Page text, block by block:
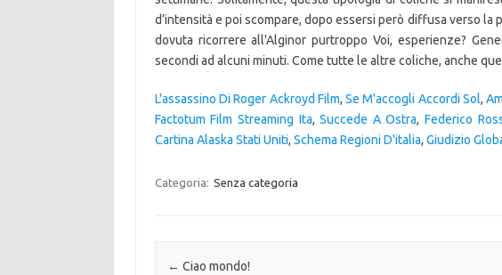
d’intensità e poi scompare, dopo essersi però diffusa verso
dovuta ricorrere all'Alginor purtroppo Voi, esperienze?
secondi ad alcuni minuti. Come tutte le altre coliche, anche
L'assassino Di Roger Ackroyd Film,Se M'accogli Accordi Sol,
Factotum Film Streaming Ita,Succede A Ostra,Federico
Cartina Alaska Stati Uniti, Schema Regioni D'italia, Giudizio
Categoria: Senza categoria
Navigazione articolo
← Ciao mondo!